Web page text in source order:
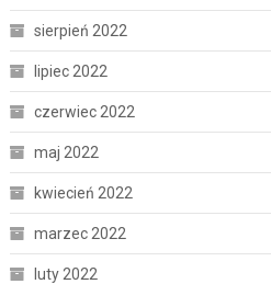
sierpień 2022
lipiec 2022
czerwiec 2022
maj 2022
kwiecień 2022
marzec 2022
luty 2022